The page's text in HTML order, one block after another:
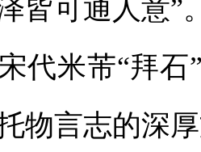
皆可通人意”
代米芾“拜
物言志的深